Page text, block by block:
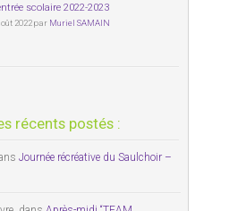
scolaire 2022-2023
2022 par Muriel SAMAIN
récents postés :
Journée récréative du Saulchoir –